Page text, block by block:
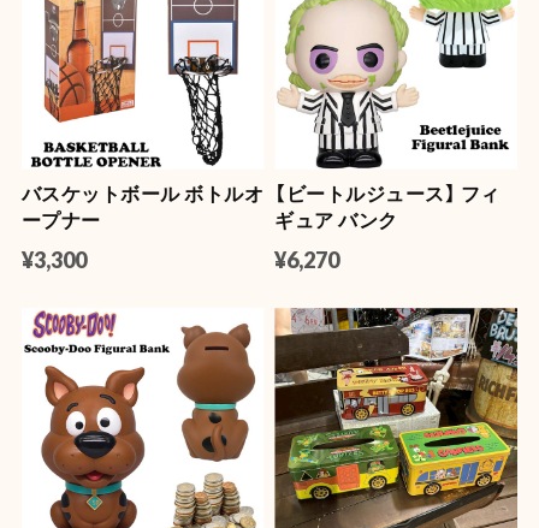
バスケットボール ボトルオ
ープナー
¥3,300
【ビートルジュース】 フィ
ギュア バンク
¥6,270